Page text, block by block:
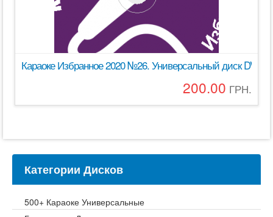
Караоке Избранное 2020 №26. Универсальный диск DVD
200.00 ГРН.
Категории Дисков
500+ Караоке Универсальные